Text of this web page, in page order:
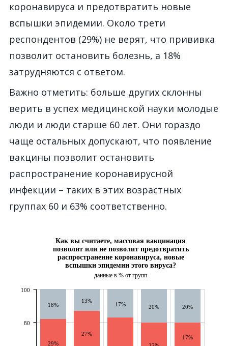
коронавируса и предотвратить новые
вспышки эпидемии. Около трети
респондентов (29%) не верят, что прививка
позволит остановить болезнь, а 18%
затрудняются с ответом.
Важно отметить: больше других склонны
верить в успех медицинской науки молодые
люди и люди старше 60 лет. Они гораздо
чаще остальных допускают, что появление
вакцины позволит остановить
распространение коронавирусной
инфекции – таких в этих возрастных
группах 60 и 63% соответственно.